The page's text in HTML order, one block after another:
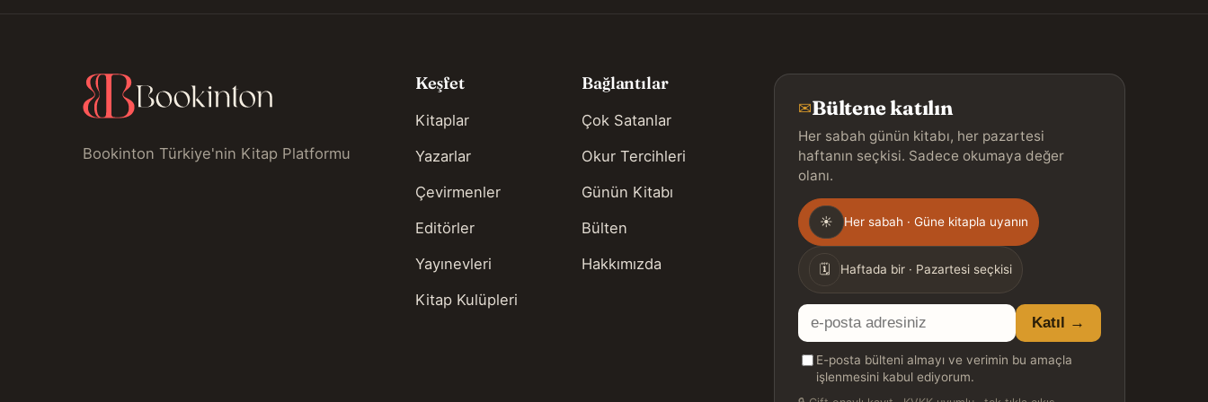
Bookinton Türkiye'nin Kitap Platformu
Keşfet
Kitaplar
Yazarlar
Çevirmenler
Editörler
Yayınevleri
Kitap Kulüpleri
Bağlantılar
Çok Satanlar
Okur Tercihleri
Günün Kitabı
Bülten
Hakkımızda
✉Bültene katılın
Her sabah günün kitabı, her pazartesi
haftanın seçkisi. Sadece okumaya değer
olanı.
Gönderim
sıklığı
☀ Her sabah · Güne kitapla uyanın
🗓 Haftada bir · Pazartesi seçkisi
E-
posta
adresiniz
Katıl →
E-posta bülteni almayı ve verimin bu amaçla
işlenmesini kabul ediyorum.